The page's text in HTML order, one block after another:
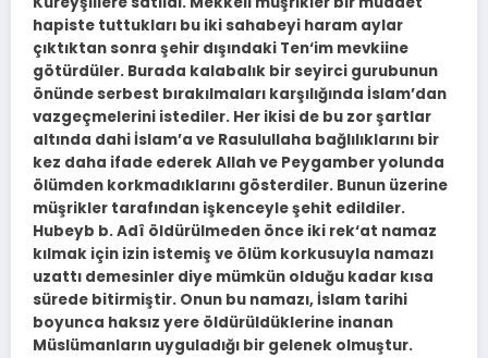
hapiste tuttukları bu iki sahabeyi haram aylar
çıktıktan sonra şehir dışındaki Ten‘im mevkiine
götürdüler. Burada kalabalık bir seyirci gurubunun
önünde serbest bırakılmaları karşılığında İslam’dan
vazgeçmelerini istediler. Her ikisi de bu zor şartlar
altında dahi İslam’a ve Rasulullaha bağlılıklarını bir
kez daha ifade ederek Allah ve Peygamber yolunda
ölümden korkmadıklarını gösterdiler. Bunun üzerine
müşrikler tarafından işkenceyle şehit edildiler.
Hubeyb b. Adî öldürülmeden önce iki rek‘at namaz
kılmak için izin istemiş ve ölüm korkusuyla namazı
uzattı demesinler diye mümkün olduğu kadar kısa
sürede bitirmiştir. Onun bu namazı, İslam tarihi
boyunca haksız yere öldürüldüklerine inanan
Müslümanların uyguladığı bir gelenek olmuştur.